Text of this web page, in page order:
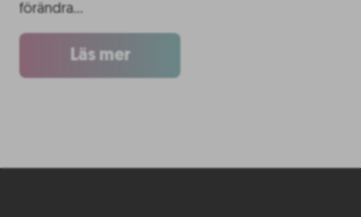
förändra…
Läs mer